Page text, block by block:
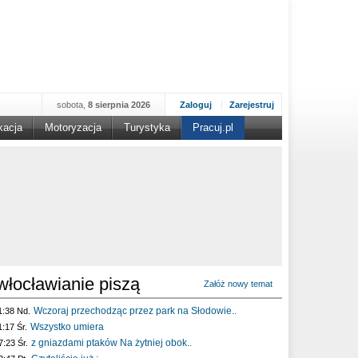
Zaloguj Zarejestruj
sobota, 8 sierpnia 2026
Motoryzacja Turystyka Pracuj.pl
piszą Załóż nowy temat
Nd. Wczoraj przechodząc przez park na Słodowie..
Śr. Wszystko umiera
Śr. z gniazdami ptaków Na żytniej obok..